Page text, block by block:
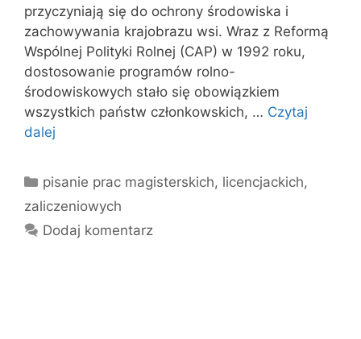
przyczyniają się do ochrony środowiska i
zachowywania krajobrazu wsi. Wraz z Reformą
Wspólnej Polityki Rolnej (CAP) w 1992 roku,
dostosowanie programów rolno-
środowiskowych stało się obowiązkiem
wszystkich państw członkowskich, … Czytaj
dalej
Kategorie
pisanie prac magisterskich, licencjackich,
zaliczeniowych
Dodaj komentarz